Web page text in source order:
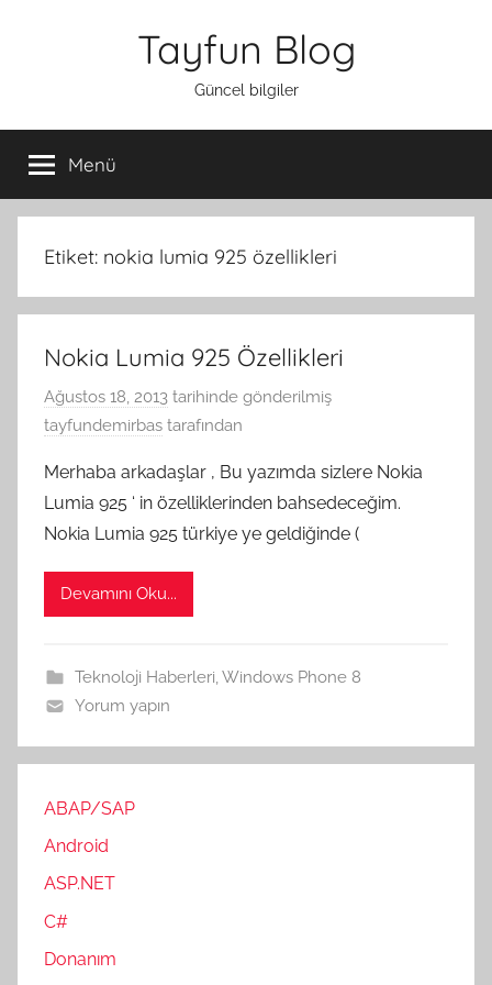
Tayfun Blog
Güncel bilgiler
Menü
Etiket: nokia lumia 925 özellikleri
Nokia Lumia 925 Özellikleri
Ağustos 18, 2013 tarihinde gönderilmiş
tayfundemirbas tarafından
Merhaba arkadaşlar , Bu yazımda sizlere Nokia
Lumia 925 ‘ in özelliklerinden bahsedeceğim.
Nokia Lumia 925 türkiye ye geldiğinde (
Devamını Oku...
Teknoloji Haberleri Windows Phone 8
Yorum yapın
ABAP/SAP
Android
ASP.NET
C#
Donanım